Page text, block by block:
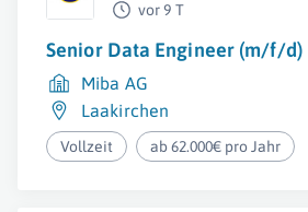
vor 9 T
Senior Data Engineer (m/f/d)
Miba AG
Laakirchen
Vollzeit ab 62.000€ pro Jahr